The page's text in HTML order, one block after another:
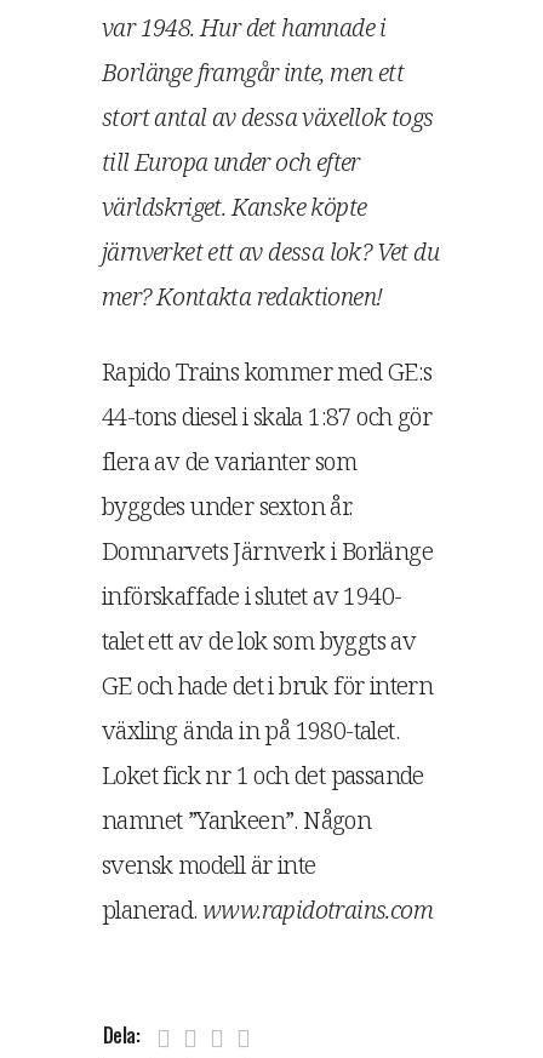
var 1948. Hur det hamnade i
Borlänge framgår inte, men ett
stort antal av dessa växellok togs
till Europa under och efter
världskriget. Kanske köpte
järnverket ett av dessa lok? Vet du
mer? Kontakta redaktionen!
Rapido Trains kommer med GE:s
44-tons diesel i skala 1:87 och gör
flera av de varianter som
byggdes under sexton år.
Domnarvets Järnverk i Borlänge
införskaffade i slutet av 1940-
talet ett av de lok som byggts av
GE och hade det i bruk för intern
växling ända in på 1980-talet.
Loket fick nr 1 och det passande
namnet ”Yankeen”. Någon
svensk modell är inte
planerad. www.rapidotrains.com
Dela: